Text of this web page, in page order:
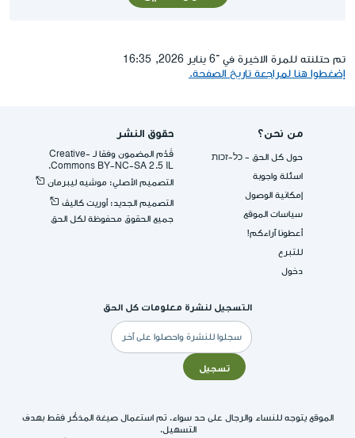
تم حتلنته للمرة الاخيرة في ־6 يناير 2026, 16:35
إضغطوا هنا لمراجعة تاريخ الصفحة.
من نحن؟
حول كل الحق - כל-זכות
اسئلة واجوبة
إمكانية الوصول
سياسات الموقع
أعطونا آراءكم!
للتبرع
دخول
حقوق النشر
قُدِّم المضمون وفقا لـ -Creative
Commons BY-NC-SA 2.5 IL.
التصميم الأصلي: موشيه ليبرمان
التصميم الجديد: أوريت كاليڤ
جميع الحقوق محفوظة لكل الحق
التسجيل لنشرة معلومات كل الحق
البريد
الإلكتروني
تسجيل
الموقع يتوجه للنساء والرجال على حد سواء. تم استعمال صيغة المذكّر فقط بهدف
التسهيل.